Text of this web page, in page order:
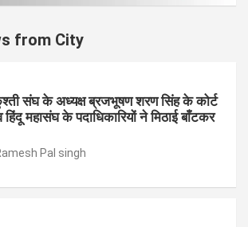
from City
कुश्ती संघ के अध्यक्ष ब्रजभूषण शरण सिंह के कोर्ट
हिंदू महासंघ के पदाधिकारियों ने मिठाई बाँटकर
Pal singh